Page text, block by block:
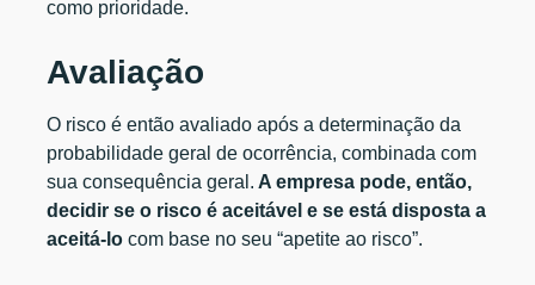
como prioridade.
Avaliação
O risco é então avaliado após a determinação da
probabilidade geral de ocorrência, combinada com
sua consequência geral. A empresa pode, então,
decidir se o risco é aceitável e se está disposta a
aceitá-lo com base no seu “apetite ao risco”.